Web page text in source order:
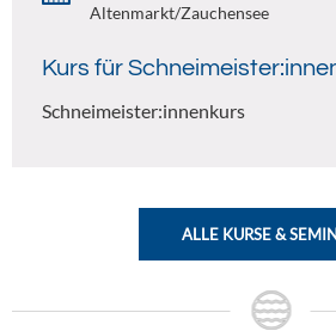
Altenmarkt/Zauchensee
Kurs für
Schneimeister:innenkurs
ALLE KURSE &